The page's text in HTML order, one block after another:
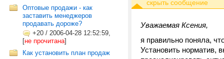
Оптовые продажи - как
заставить менеджеров
продавать дороже?
+20 / 2006-04-28 12:52:59,
[не прочитана]
Как установить план продаж
Уважаемая Ксения,
я правильно поняла,
Установить норматив,